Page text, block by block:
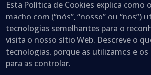
Esta Política de Cookies explica como
macho.com (“nós”, “nosso” ou “nos”)
tecnologias semelhantes para o
visita o nosso sítio Web. Descreve o
tecnologias, porque as utilizamos e os
para as controlar.